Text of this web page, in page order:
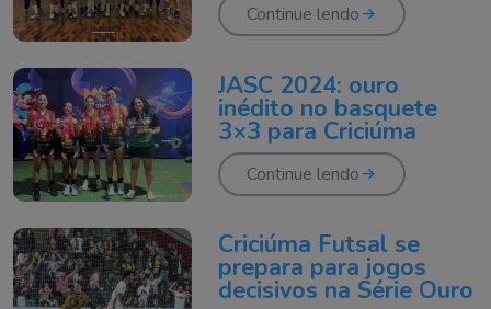
Continue lendo
JASC 2024: ouro
inédito no basquete
3×3 para Criciúma
Continue lendo
Criciúma Futsal se
prepara para jogos
decisivos na Série Ouro